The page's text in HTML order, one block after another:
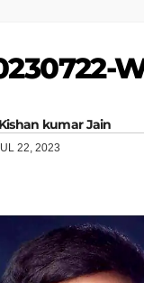
Kishan kumar Jain
22, 2023